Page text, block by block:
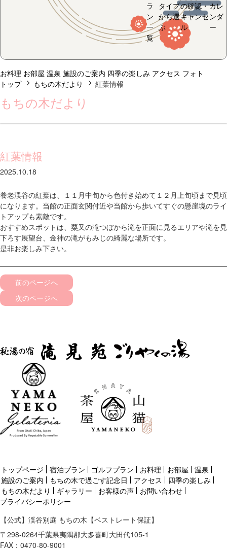
ラ
ン
一
覧
タイプ
から選
ぶ
の確認・
キャンセ
ル
カレ
ンダ
ー
お料理 お部屋 温泉 施設のご案内 四季の楽しみ アクセス フォト
トップ
もちの木だより 紅葉情報
もちの木だより
紅葉情報
2025.10.18
養老渓谷の紅葉は、１１月中旬から色付き始めて１２月上旬頃まで見頃
になります。当館の正面玄関付近や当館から歩いてすぐの懸崖境のライ
トアップも素敵です。
おすすめスポットは、粟又の滝つぼから滝を正面に見るエリアや滝を見
下ろす展望台、金神の滝がもみじの綺麗な場所です。
是非お楽しみ下さい。
前のページへ
次のページへ
トップページ 宿泊プラン ゴルフプラン お料理 お部屋
温泉
施設のご案内
もちの木で過ごす記念日 アクセス
四季の楽しみ
もちの木だより
ギャラリー お客様の声
お問い合わせ
プライバシーポリシー
【公式】渓谷別庭 もちの木【ベストレート保証】
〒 298-0264千葉県夷隅郡大多喜町大田代105-1
FAX：0470-80-9001